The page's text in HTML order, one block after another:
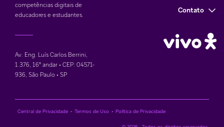
competências digitais de
educadores e estudantes.
Av. Eng. Luís Carlos Berrini,
1.376 16° andar • CEP: 04571-
936 São Paulo • SP
Contato
Central de Privacidade • Termos de Uso • Política de Privacidade